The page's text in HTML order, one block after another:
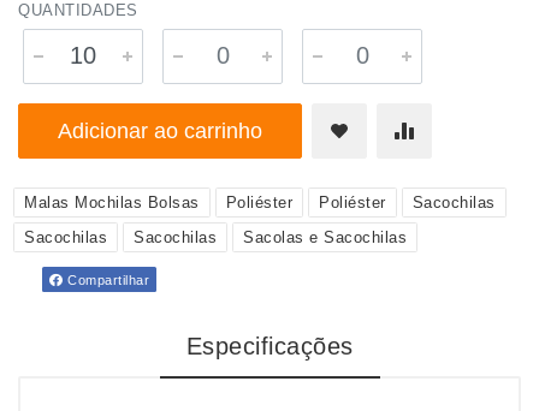
QUANTIDADES
Adicionar ao carrinho
Malas Mochilas Bolsas Poliéster Poliéster
Sacochilas
Sacochilas
Sacochilas Sacolas e Sacochilas
Compartilhar
Especificações